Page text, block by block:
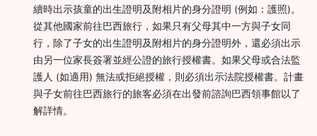
續時出示孩童的出生證明及附相片的身分證明 (例如：護照)。
從其他國家前往巴西旅行，如果只有父母其中一方與子女同
行，除了子女的出生證明及附相片的身分證明外，還必須出示
由另一位家長簽署並經公證的旅行授權書。如果父母或合法監
護人 (如適用) 無法或拒絕授權，則必須出示法院授權書。計畫
與子女前往巴西旅行的旅客必須在出發前諮詢巴西領事館以了
解詳情。